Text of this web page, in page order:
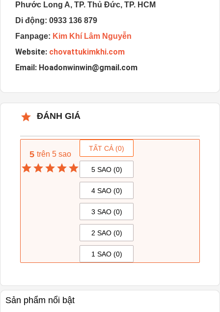
Phước Long A, TP. Thủ Đức, TP. HCM
Di động: 0933 136 879
Fanpage: Kim Khí Lâm Nguyễn
Website: chovattukimkhi.com
Email: Hoadonwinwin@gmail.com
ĐÁNH GIÁ
5 trên 5 sao
TẤT CẢ (0)
5 SAO (0)
4 SAO (0)
3 SAO (0)
2 SAO (0)
1 SAO (0)
Sản phẩm nổi bật